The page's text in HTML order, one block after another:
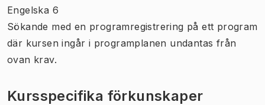
Engelska 6
Sökande med en programregistrering på ett program
där kursen ingår i programplanen undantas från
ovan krav.
Kursspecifika förkunskaper